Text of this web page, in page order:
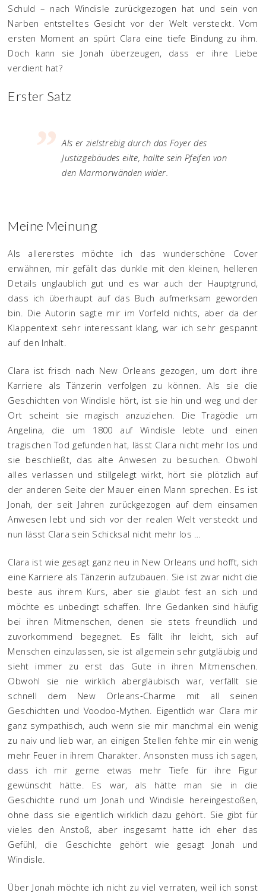
Schuld – nach Windisle zurückgezogen hat und sein von
Narben entstelltes Gesicht vor der Welt versteckt. Vom
ersten Moment an spürt Clara eine tiefe Bindung zu ihm.
Doch kann sie Jonah überzeugen, dass er ihre Liebe
verdient hat?
Erster Satz
Als er zielstrebig durch das Foyer des
Justizgebäudes eilte, hallte sein Pfeifen von
den Marmorwänden wider.
Meine Meinung
Als allererstes möchte ich das wunderschöne Cover
erwähnen, mir gefällt das dunkle mit den kleinen, helleren
Details unglaublich gut und es war auch der Hauptgrund,
dass ich überhaupt auf das Buch aufmerksam geworden
bin. Die Autorin sagte mir im Vorfeld nichts, aber da der
Klappentext sehr interessant klang, war ich sehr gespannt
auf den Inhalt.
Clara ist frisch nach New Orleans gezogen, um dort ihre
Karriere als Tänzerin verfolgen zu können. Als sie die
Geschichten von Windisle hört, ist sie hin und weg und der
Ort scheint sie magisch anzuziehen. Die Tragödie um
Angelina, die um 1800 auf Windisle lebte und einen
tragischen Tod gefunden hat, lässt Clara nicht mehr los und
sie beschließt, das alte Anwesen zu besuchen. Obwohl
alles verlassen und stillgelegt wirkt, hört sie plötzlich auf
der anderen Seite der Mauer einen Mann sprechen. Es ist
Jonah, der seit Jahren zurückgezogen auf dem einsamen
Anwesen lebt und sich vor der realen Welt versteckt und
nun lässt Clara sein Schicksal nicht mehr los …
Clara ist wie gesagt ganz neu in New Orleans und hofft, sich
eine Karriere als Tänzerin aufzubauen. Sie ist zwar nicht die
beste aus ihrem Kurs, aber sie glaubt fest an sich und
möchte es unbedingt schaffen. Ihre Gedanken sind häufig
bei ihren Mitmenschen, denen sie stets freundlich und
zuvorkommend begegnet. Es fällt ihr leicht, sich auf
Menschen einzulassen, sie ist allgemein sehr gutgläubig und
sieht immer zu erst das Gute in ihren Mitmenschen.
Obwohl sie nie wirklich abergläubisch war, verfällt sie
schnell dem New Orleans-Charme mit all seinen
Geschichten und Voodoo-Mythen. Eigentlich war Clara mir
ganz sympathisch, auch wenn sie mir manchmal ein wenig
zu naiv und lieb war, an einigen Stellen fehlte mir ein wenig
mehr Feuer in ihrem Charakter. Ansonsten muss ich sagen,
dass ich mir gerne etwas mehr Tiefe für ihre Figur
gewünscht hätte. Es war, als hätte man sie in die
Geschichte rund um Jonah und Windisle hereingestoßen,
ohne dass sie eigentlich wirklich dazu gehört. Sie gibt für
vieles den Anstoß, aber insgesamt hatte ich eher das
Gefühl, die Geschichte gehört wie gesagt Jonah und
Windisle.
Über Jonah möchte ich nicht zu viel verraten, weil ich sonst